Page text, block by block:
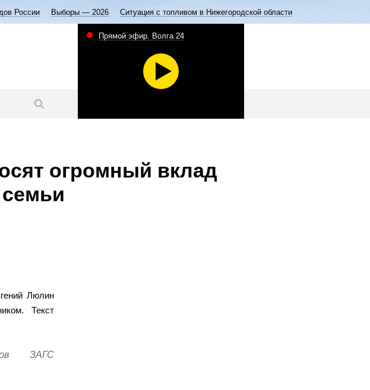
России Выборы — 2026 Ситуация с топливом в Нижегородской области
Прямой эфир. Волга 24
огромный вклад
Люлин
Текст
ЗАГС